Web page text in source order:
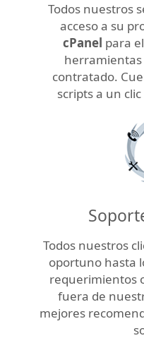
Todos nuestros
acceso a su
cPanel para
herramientas
contratado.
scripts a un
Todos nuestros
oportuno hasta
requerimientos
fuera de
mejores